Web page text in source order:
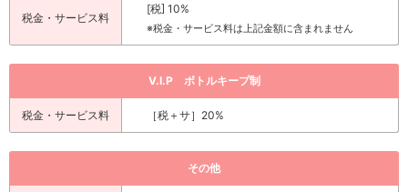
税金・サービス料
[税] 10%
※税金・サービス料は上記金額に含まれません
V.I.P ボトルキープ制
税金・サービス料 ［税＋サ］20%
その他